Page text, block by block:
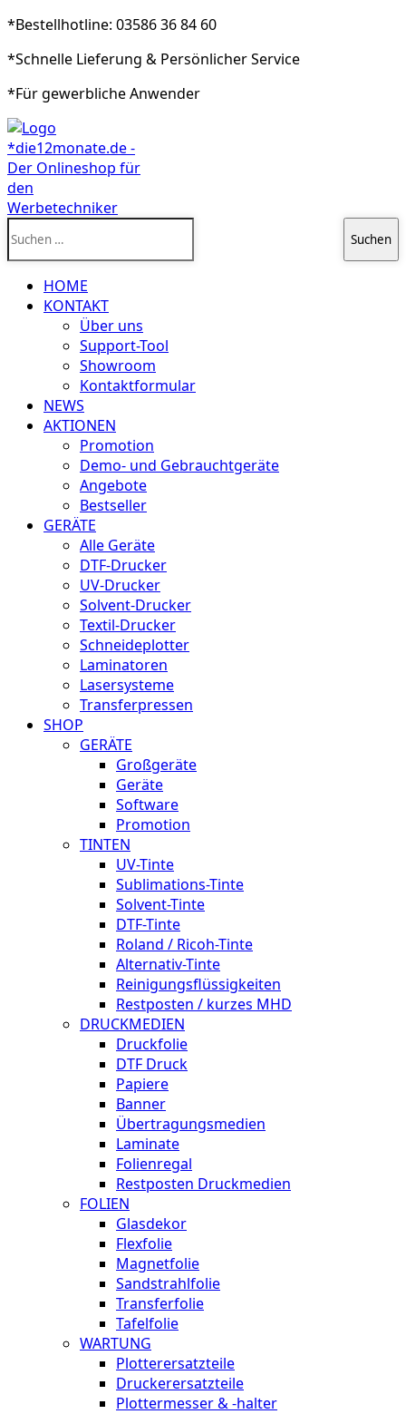
*Bestellhotline: 03586 36 84 60
*Schnelle Lieferung & Persönlicher Service
*Für gewerbliche Anwender
nach:
HOME
KONTAKT
Über uns
Support-Tool
Showroom
Kontaktformular
NEWS
AKTIONEN
Promotion
Demo- und Gebrauchtgeräte
Angebote
Bestseller
GERÄTE
Alle Geräte
DTF-Drucker
UV-Drucker
Solvent-Drucker
Textil-Drucker
Schneideplotter
Laminatoren
Lasersysteme
Transferpressen
SHOP
GERÄTE
Großgeräte
Geräte
Software
Promotion
TINTEN
UV-Tinte
Sublimations-Tinte
Solvent-Tinte
DTF-Tinte
Roland / Ricoh-Tinte
Alternativ-Tinte
Reinigungsflüssigkeiten
Restposten / kurzes MHD
DRUCKMEDIEN
Druckfolie
DTF Druck
Papiere
Banner
Übertragungsmedien
Laminate
Folienregal
Restposten Druckmedien
FOLIEN
Glasdekor
Flexfolie
Magnetfolie
Sandstrahlfolie
Transferfolie
Tafelfolie
WARTUNG
Plotterersatzteile
Druckerersatzteile
Plottermesser & -halter